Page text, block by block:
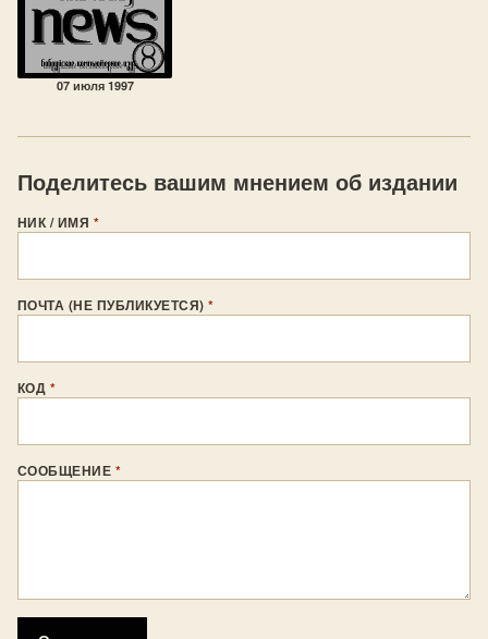
07 июля 1997
Поделитесь вашим мнением об издании
НИК / ИМЯ *
ПОЧТА (НЕ ПУБЛИКУЕТСЯ)*
КОД *
СООБЩЕНИЕ *